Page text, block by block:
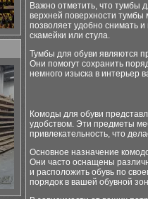
Важно отметить, что тумбы
верхней поверхности тумбы
позволяет удобно снимать
скамейки или стула.
Тумбы для обуви являются
Они помогут сохранить
немного изыска в интерьер
Комоды для обуви
удобством. Эти предметы
привлекательность, что
Основное назначение
Они часто оснащены
и расположить обувь по
порядок в вашей обувной